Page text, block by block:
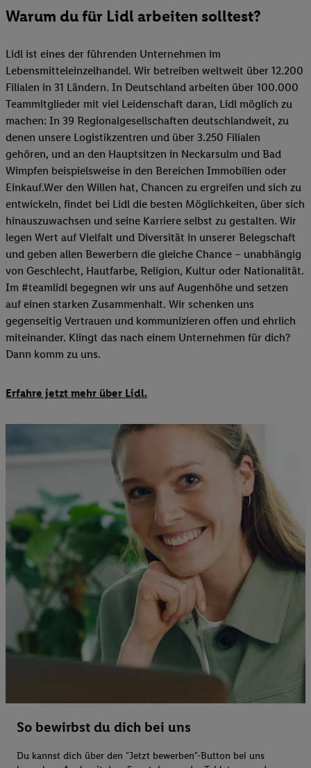
Warum du für Lidl arbeiten solltest?
Lidl ist eines der führenden Unternehmen im
Lebensmitteleinzelhandel. Wir betreiben weltweit über 12.200
Filialen in 31 Ländern. In Deutschland arbeiten über 100.000
Teammitglieder mit viel Leidenschaft daran, Lidl möglich zu
machen: In 39 Regionalgesellschaften deutschlandweit, zu
denen unsere Logistikzentren und über 3.250 Filialen
gehören, und an den Hauptsitzen in Neckarsulm und Bad
Wimpfen beispielsweise in den Bereichen Immobilien oder
Einkauf.Wer den Willen hat, Chancen zu ergreifen und sich zu
entwickeln, findet bei Lidl die besten Möglichkeiten, über sich
hinauszuwachsen und seine Karriere selbst zu gestalten. Wir
legen Wert auf Vielfalt und Diversität in unserer Belegschaft
und geben allen Bewerbern die gleiche Chance – unabhängig
von Geschlecht, Hautfarbe, Religion, Kultur oder Nationalität.
Im #teamlidl begegnen wir uns auf Augenhöhe und setzen
auf einen starken Zusammenhalt. Wir schenken uns
gegenseitig Vertrauen und kommunizieren offen und ehrlich
miteinander. Klingt das nach einem Unternehmen für dich?
Dann komm zu uns.​
Erfahre jetzt mehr über Lidl.
So bewirbst du dich bei uns
Du kannst dich über den "Jetzt bewerben"-Button bei uns